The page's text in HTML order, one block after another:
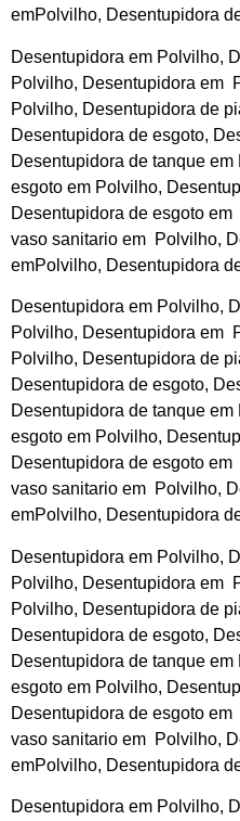
emPolvilho, Desentupidora
Desentupidora em Polvilho,
Polvilho, Desentupidora em
Polvilho, Desentupidora de
Desentupidora de esgoto,
Desentupidora de tanque
esgoto em Polvilho,
Desentupidora de esgoto
vaso sanitario em Polvilho,
emPolvilho, Desentupidora
Desentupidora em Polvilho,
Polvilho, Desentupidora em
Polvilho, Desentupidora de
Desentupidora de esgoto,
Desentupidora de tanque
esgoto em Polvilho,
Desentupidora de esgoto
vaso sanitario em Polvilho,
emPolvilho, Desentupidora
Desentupidora em Polvilho,
Polvilho, Desentupidora em
Polvilho, Desentupidora de
Desentupidora de esgoto,
Desentupidora de tanque
esgoto em Polvilho,
Desentupidora de esgoto
vaso sanitario em Polvilho,
emPolvilho, Desentupidora
Desentupidora em Polvilho,